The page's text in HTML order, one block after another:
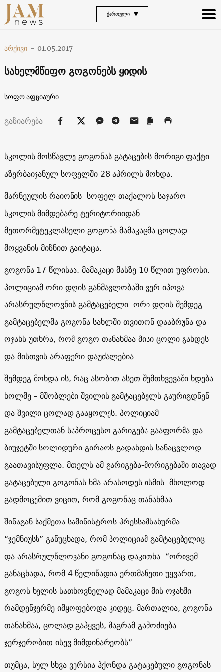
ᲥᲐᲠᲗᲣᲚᲘ
არქივი - 01.05.2017
სახელმწიფო გოგონებს ყიდის
სოფო აფციაური
გაზიარება
სკოლის მოსწავლე გოგონას გატაცების მორიგი ფაქტი
აზერბაიჯანულ სოფელში 28 აპრილს მოხდა.
მარნეულის რაიონის სოფელ თაქალოს საჯარო
სკოლის მიმდებარე ტერიტორიიდან
მეთორმეტეკლასელი გოგონა მამაკაცმა ცოლად
მოყვანის მიზნით გაიტაცა.
გოგონა 17 წლისაა. მამაკაცი მასზე 10 წლით უფროსი.
პოლიციამ ორი დღის განმავლობაში ვერ იპოვა
არასრულწლოვნის გამტაცებელი. ორი დღის შემდეგ
გამტაცებელმა გოგონა სახლში თვითონ დააბრუნა და
ოჯახს უთხრა, რომ გოგო თანახმაა მისი ცოლი გახდეს
და მისთვის არაფერი დაუძალებია.
შემდეგ მოხდა ის, რაც ასობით ასეთ შემთხვევაში ხდება
ხოლმე – მშობლები შვილის გამტაცებელს გაურიგდნენ
და შვილი ცოლად გააყოლეს. პოლიციამ
გამტაცებელთან საპროცესო გარიგება გააფორმა და
ბიუჯეტში სოლიდური გირაოს გადახდის სანაცვლოდ
გაათავისუფლა. მთელს ამ გარიგება-მორიგებაში თავად
გატაცებული გოგონას ხმა არასოდეს ისმის. მხოლოდ
გადმოცემით ვიცით, რომ გოგონაც თანახმაა.
შინაგან საქმეთა სამინისტროს პრესსამსახურმა
“ჯემნიუსს” განუცხადა, რომ პოლიციამ გამტაცებელიც
და არასრულწლოვანი გოგონაც დაკითხა: “ორივემ
განაცხადა, რომ 4 წელიწადია ერთმანეთი უყვართ,
გოგოს ხელის სათხოვნელად მამაკაცი მის ოჯახში
რამდენჯერმე იმყოფებოდა კიდეც. მართალია, გოგონა
თანახმაა, ცოლად გაჰყვეს, მაგრამ გამოძიება
ჯერჯერობით ისევ მიმდინარეობს”.
თუმცა, სულ სხვა ვერსია ჰქონდა გატაცებული გოგონას